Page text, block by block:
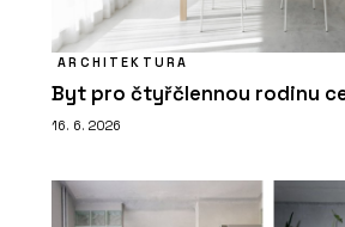
ARCHITEKTURA
Byt pro čtyřčlennou rodinu
16. 6. 2026